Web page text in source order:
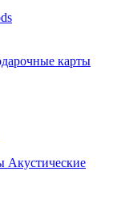
карты
Акустические